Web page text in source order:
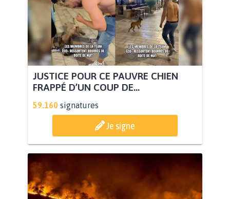
JUSTICE POUR CE PAUVRE CHIEN
FRAPPÉ D’UN COUP DE...
59.160 signatures
Je signe